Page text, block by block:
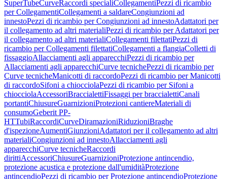
SuperTubeCurveRaccordi specialiCollegamentiPezzi di ricambio
per CollegamentiCollegamenti a saldareCongiunzioni ad
innestoPezzi di ricambio per Congiunzioni ad innestoAdattatori per
il collegamento ad altri materialiPezzi di ricambio per Adattatori per
il collegamento ad altri materialiCollegamenti filettatiPezzi di
ricambio per Collegamenti filettatiCollegamenti a flangiaColletti di
fissaggioAllacciamenti agli apparecchiPezzi di ricambio per
Allacciamenti agli apparecchiCurve tecnichePezzi di ricambio per
Curve tecnicheManicotti di raccordoPezzi di ricambio per Manicotti
di raccordoSifoni a chiocciolaPezzi di ricambio per Sifoni a
chiocciolaAccessoriBraccialettiFissaggi per braccialettiCanali
portantiChiusureGuarnizioniProtezioni cantiereMateriali di
consumoGeberit PP-
HTTubiRaccordiCurveDiramazioniRiduzioniBraghe
d'ispezioneAumentiGiunzioniAdattatori per il collegamento ad altri
materialiCongiunzioni ad innestoAllacciamenti agli
apparecchiCurve tecnicheRaccordi
dirittiAccessoriChiusureGuarnizioniProtezione antincendio,
protezione acustica e protezione dall'umiditàProtezione
antincendioPezzi di ricambio per Protezione antincendioProtezione